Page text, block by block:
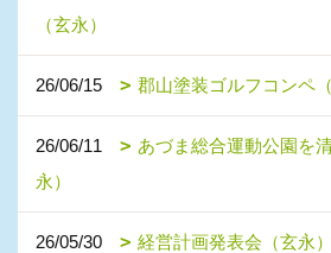
（玄永）
26/06/15 郡山塗装ゴルフコンペ（
26/06/11
あづま総合運動公園を
永）
26/05/30 経営計画発表会（玄永）